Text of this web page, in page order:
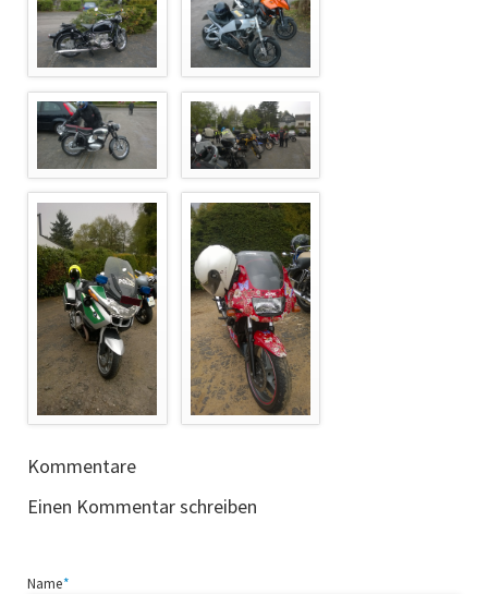
Kommentare
Einen Kommentar schreiben
Pflichtfeld
Name*